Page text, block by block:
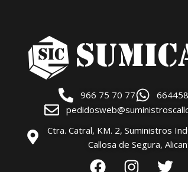
966 75 70 77
Ctra. Catral, KM. 2, Suministros
Callosa de Segura,